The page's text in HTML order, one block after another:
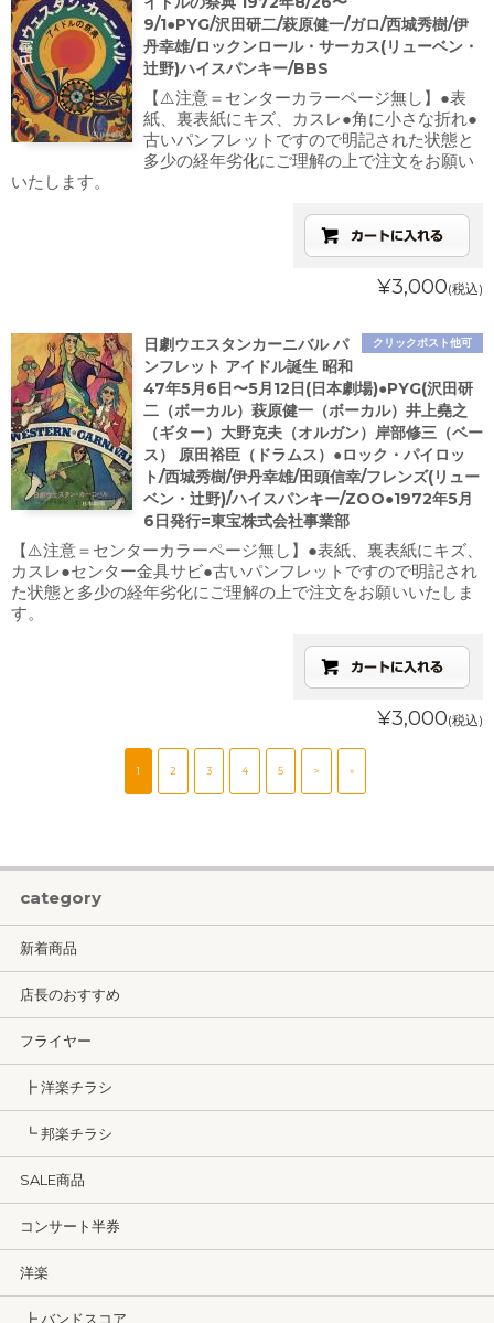
9/1●PYG/沢田研二/萩原健一/ガロ/西城秀樹/伊
丹幸雄/ロックンロール・サーカス(リューベン・
辻野)ハイスパンキー/BBS
【⚠️注意＝センターカラーページ無し】●表
紙、裏表紙にキズ、カスレ●角に小さな折れ●
古いパンフレットですので明記された状態と
多少の経年劣化にご理解の上で注文をお願い
いたします。
¥3,000(税込)
クリックポスト他可
日劇ウエスタンカーニバル パ
ンフレット アイドル誕生 昭和
47年5月6日〜5月12日(日本劇場)●PYG(沢田研
二（ボーカル）萩原健一（ボーカル）井上堯之
（ギター）大野克夫（オルガン）岸部修三（ベー
ス） 原田裕臣（ドラムス）●ロック・パイロッ
ト/西城秀樹/伊丹幸雄/田頭信幸/フレンズ(リュー
ベン・辻野)/ハイスパンキー/ZOO●1972年5月
6日発行=東宝株式会社事業部
【⚠️注意＝センターカラーページ無し】●表紙、裏表紙にキズ、
カスレ●センター金具サビ●古いパンフレットですので明記され
た状態と多少の経年劣化にご理解の上で注文をお願いいたしま
す。
¥3,000(税込)
1 2 3 4 5 > »
category
新着商品
店長のおすすめ
フライヤー
┣ 洋楽チラシ
┗ 邦楽チラシ
SALE商品
コンサート半券
洋楽
┣ バンドスコア